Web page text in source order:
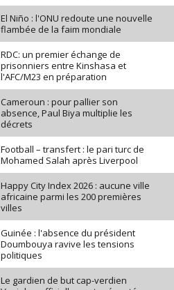
El Niño : l'ONU redoute une nouvelle
flambée de la faim mondiale
RDC: un premier échange de
prisonniers entre Kinshasa et
l'AFC/M23 en préparation
Cameroun : pour pallier son
absence, Paul Biya multiplie les
décrets
Football – transfert : le pari turc de
Mohamed Salah après Liverpool
Happy City Index 2026 : aucune ville
africaine parmi les 200 premières
villes
Guinée : l'absence du président
Doumbouya ravive les tensions
politiques
Le gardien de but cap-verdien